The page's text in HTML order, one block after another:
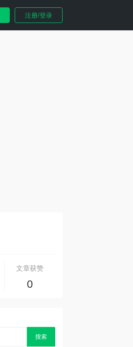
注册/登录
文章获赞
0
搜索